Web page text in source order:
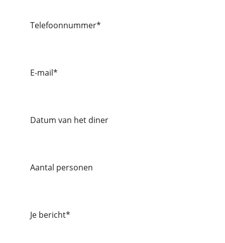
Telefoonnummer*
E-mail*
Datum van het diner
Aantal personen
Je bericht*